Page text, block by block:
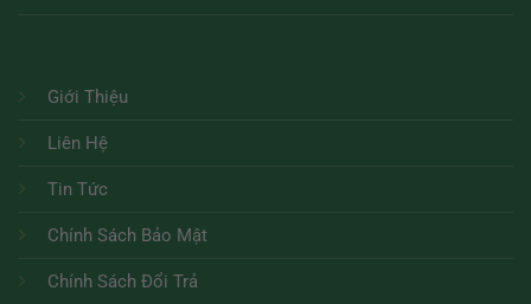
Giới Thiệu
Liên Hệ
Tin Tức
Chính Sách Bảo Mật
Chính Sách Đổi Trả